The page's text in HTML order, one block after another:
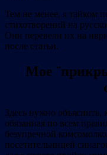
Тем не менее, я тайком
стихотворений на
Они перевели их на
после статьи.
Мое
Здесь нужно объяснить,
обязанная по всем
безупречной
посетительницей